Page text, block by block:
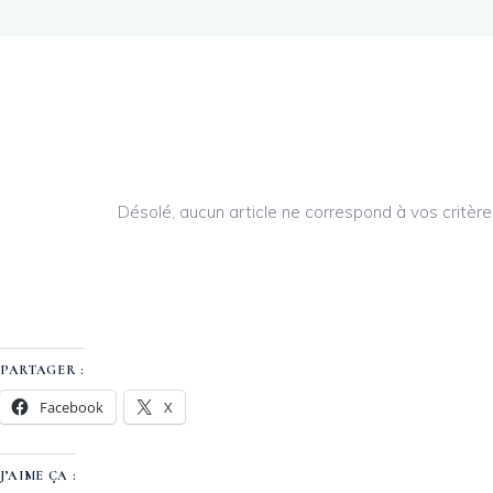
Désolé, aucun article ne correspond à vos
PARTAGER :
Facebook X
J’AIME ÇA :